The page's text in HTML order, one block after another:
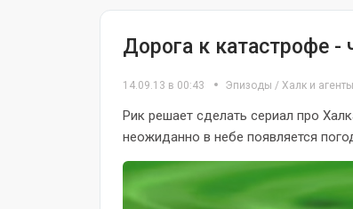
Дорога к катастрофе -
14.09.13 в 00:43 Эпизоды / Халк и
Рик решает сделать сериал про
неожиданно в небе появляется